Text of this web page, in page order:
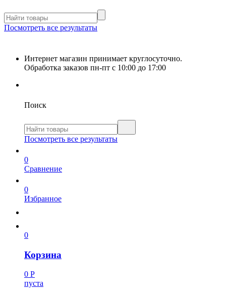
Посмотреть все результаты
Интернет магазин принимает круглосуточно.
Обработка заказов пн-пт с 10:00 до 17:00
Поиск
Посмотреть все результаты
0
Сравнение
0
Избранное
0
Корзина
0 Р
пуста